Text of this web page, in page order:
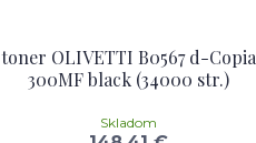
toner OLIVETTI B0567 d-Copia
300MF black (34000 str.)
Skladom